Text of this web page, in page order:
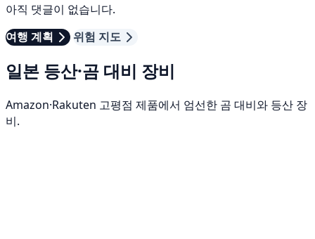
아직 댓글이 없습니다.
여행 계획
위험 지도
일본 등산·곰 대비 장비
Amazon·Rakuten 고평점 제품에서 엄선한 곰 대비와 등산 장
비.